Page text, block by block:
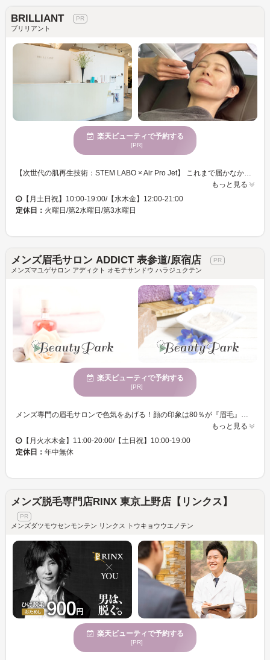
BRILLIANT
ブリリアント
楽天ビューティで予約する
[PR]
【次世代の肌再生技術：STEM LABO × Air Pro Jet】 これまで届かなかった肌の奥深くまで、高品質な「幹細胞培養上清液」をダイレクトに届ける。その鍵となるのが、マッハ1.32という超音速の力を用いた「Air Pro Jet（エアージェット）」です。 針を使わず、物理的なエネルギーのみで美容成分を浸透させるため、肌表面を傷つけることはありません。 ダウンタイムや色素沈着のリスクを排除した安全かつ高効率な「ウェルエイジング」ケアを実現しました。 【このようなお悩みに】 ・透明感のある肌へ導く「トーンアップ」 ・目立つ毛穴やニキビ・ニキビ跡のケア ・乾燥や小じわ、肌質の根本的な改善 ・マスク荒れやゆらぎ肌対策 ・フェイスラインを引き締めるリフティング・タイトニング効果 肌本来の再生力を引き出すため、初期は2週間に1回ペースで3～5回継続し、肌の土台を作るのが理想です。その後は月に1回のメンテナンスで、若々しい肌を維持してください。髪のメンテナンスのついでに、細胞レベルの贅沢ケアを。クリニッククオリティをもっと身近で無理なく続けてみませんか。
もっと見る
【月土日祝】10:00-19:00/【水木金】12:00-21:00
定休日： 火曜日/第2水曜日/第3水曜日
メンズ眉毛サロン ADDICT 表参道/原宿店
メンズマユゲサロン アディクト オモテサンドウ ハラジュクテン
楽天ビューティで予約する
[PR]
メンズ専門の眉毛サロンで色気をあげる！顔の印象は80％が『眉毛』で決まるってご存知ですか？メンズに特化した独自の”眉毛黄金比”で思わず『ドキッとする』色気MAXの眉毛。眉毛サロンデビューは表参道／原宿メンズ眉毛サロンADDICTで◎必ずカッコよくします。 《リラックス》《憧れの美眉へ》 【お顔の骨格や好みに合わせてベストな形にオーダーメイドで眉をデザインし、清潔感のある目元をつくりだします】 自分ではケアできない眉をスッキリ整え、モテるメンズに！ ＜骨格・筋肉・お顔＞をもとにして、左右対称にデザイン。好印象を与える眉毛に仕上げます！ スタッフ一同、お客様のご来店を心よりお待ちしております。
もっと見る
【月火水木金】11:00-20:00/【土日祝】10:00-19:00
定休日： 年中無休
メンズ脱毛専門店RINX 東京上野店【リンクス】
メンズダツモウセンモンテン リンクス トウキョウウエノテン
楽天ビューティで予約する
[PR]